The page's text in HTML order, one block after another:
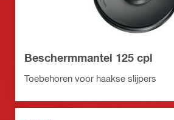
Beschermmantel 125 cpl
Toebehoren voor haakse slijpers